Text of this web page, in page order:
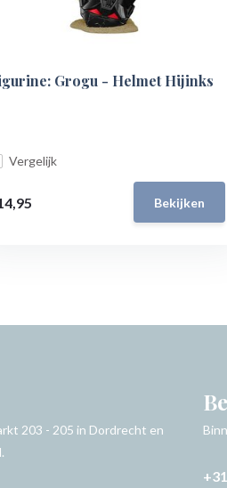
Grogu - Helmet Hijinks
Vergelijk
Bekijken
203 - 205 in Dordrecht en